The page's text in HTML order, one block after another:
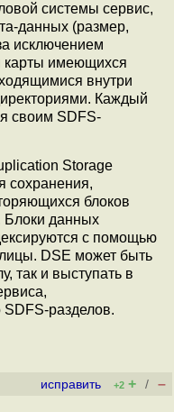
системы сервис,
данных (размер,
исключением
карты имеющихся
внутри
Каждый
своим SDFS-
Storage
сохранения,
блоков
Блоки данных
с помощью
DSE может быть
так и выступать в
разделов.
исправить +2 + / –